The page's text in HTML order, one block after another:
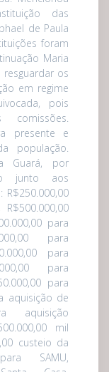
das
de Paula
foram
Maria
os
em regime
pois
presente e
população.
Guará, por
junto aos
para
para
para
para
para
aquisição de
aquisição
mil
custeio da
SAMU,